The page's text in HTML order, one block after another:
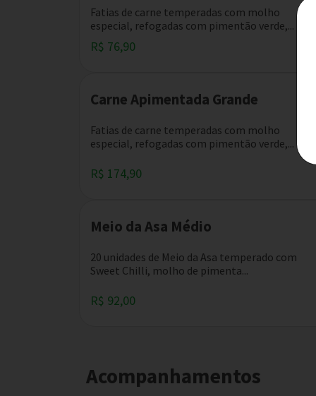
Fatias de carne temperadas com molho
especial, refogadas com pimentão verde,...
R$ 76,90
Carne Apimentada Grande
Fatias de carne temperadas com molho
especial, refogadas com pimentão verde,...
R$ 174,90
Meio da Asa Médio
20 unidades de Meio da Asa temperado com
Sweet Chilli, molho de pimenta...
R$ 92,00
Acompanhamentos